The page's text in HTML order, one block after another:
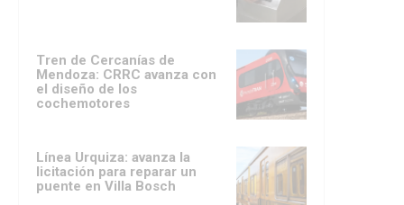
Tren de Cercanías de
Mendoza: CRRC avanza con
el diseño de los
cochemotores
Línea Urquiza: avanza la
licitación para reparar un
puente en Villa Bosch